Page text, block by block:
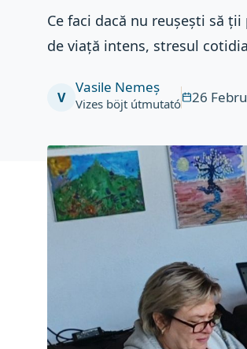
Ce faci dacă nu reușești să
de viață intens, stresul
V
Vasile Nemeș
Vizes böjt útmutató 26